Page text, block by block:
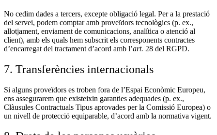
No cedim dades a tercers, excepte obligació legal. Per a la prestació
del servei, podem comptar amb proveïdors tecnològics (p. ex.,
allotjament, enviament de comunicacions, analítica o atenció al
client), amb els quals hem subscrit els corresponents contractes
d’encarregat del tractament d’acord amb l’art. 28 del RGPD.
7. Transferències internacionals
Si alguns proveïdors es troben fora de l’Espai Econòmic Europeu,
ens assegurarem que existeixin garanties adequades (p. ex.,
Clàusules Contractuals Tipus aprovades per la Comissió Europea) o
un nivell de protecció equiparable, d’acord amb la normativa vigent.